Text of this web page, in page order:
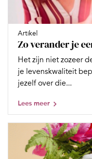
Artikel
Zo verander je
Het zijn niet zozeer
je levenskwaliteit
jezelf over die...
Lees meer